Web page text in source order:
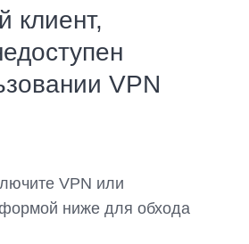
клиент,
VPN
VPN или
формой ниже для обхода